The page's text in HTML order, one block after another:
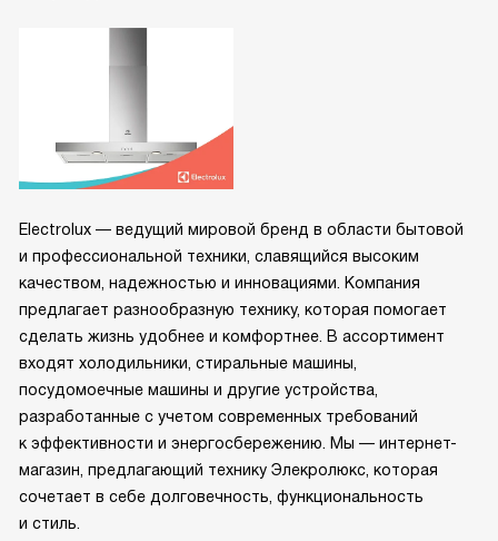
Electrolux — ведущий мировой бренд в области бытовой
и профессиональной техники, славящийся высоким
качеством, надежностью и инновациями. Компания
предлагает разнообразную технику, которая помогает
сделать жизнь удобнее и комфортнее. В ассортимент
входят холодильники, стиральные машины,
посудомоечные машины и другие устройства,
разработанные с учетом современных требований
к эффективности и энергосбережению. Мы — интернет-
магазин, предлагающий технику Элекролюкс, которая
сочетает в себе долговечность, функциональность
и стиль.